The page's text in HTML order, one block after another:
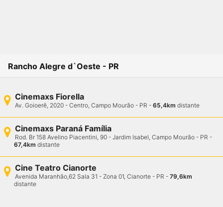
Rancho Alegre d`Oeste - PR
Cinemaxs Fiorella
Av. Goioerê, 2020 - Centro, Campo Mourão - PR - 65,4km distante
Cinemaxs Paraná Família
Rod. Br 158 Avelino Piacentini, 90 - Jardim Isabel, Campo Mourão - PR -
67,4km distante
Cine Teatro Cianorte
Avenida Maranhão,62 Sala 31 - Zona 01, Cianorte - PR - 79,6km
distante